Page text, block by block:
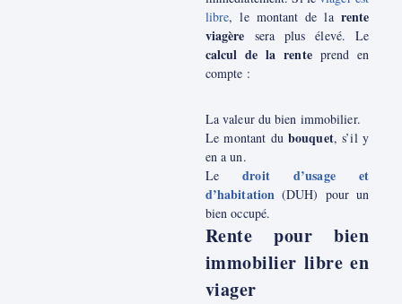
libre, le montant de la rente
viagère sera plus élevé. Le
calcul de la renteprend en
compte :
La valeur du bien immobilier.
Le montant dubouquet, s’il y
en a un.
Ledroit d’usage et
d’habitation (DUH) pour un
bien occupé.
Rente pour bien
immobilier libre en
viager